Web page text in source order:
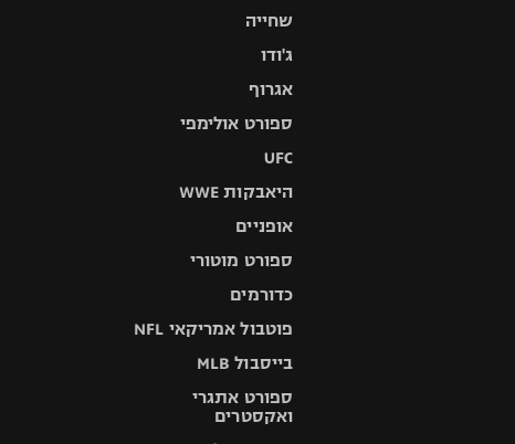
שחייה
ג'ודו
אגרוף
ספורט אולימפי
UFC
היאבקות WWE
אופניים
ספורט מוטורי
כדורמים
פוטבול אמריקאי NFL
בייסבול MLB
ספורט אתגרי
ואקסטרים